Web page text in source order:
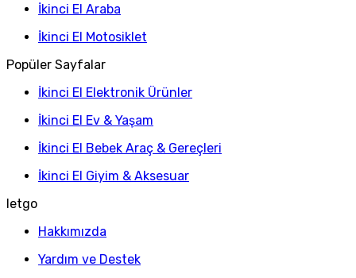
İkinci El Araba
İkinci El Motosiklet
Popüler Sayfalar
İkinci El Elektronik Ürünler
İkinci El Ev & Yaşam
İkinci El Bebek Araç & Gereçleri
İkinci El Giyim & Aksesuar
letgo
Hakkımızda
Yardım ve Destek